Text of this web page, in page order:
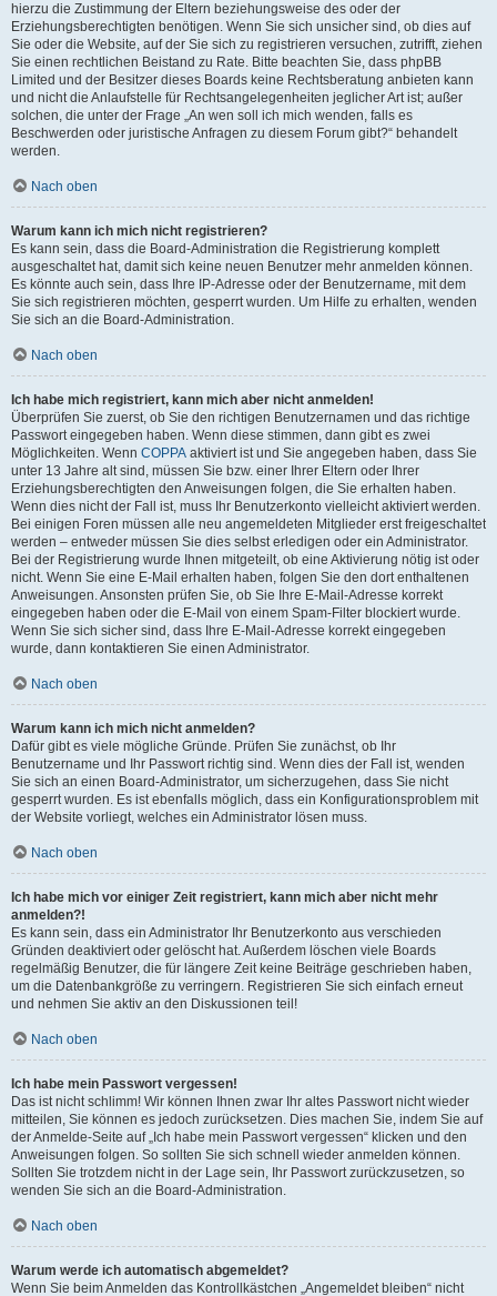
hierzu die Zustimmung der Eltern beziehungsweise des oder der
Erziehungsberechtigten benötigen. Wenn Sie sich unsicher sind, ob dies auf
Sie oder die Website, auf der Sie sich zu registrieren versuchen, zutrifft, ziehen
Sie einen rechtlichen Beistand zu Rate. Bitte beachten Sie, dass phpBB
Limited und der Besitzer dieses Boards keine Rechtsberatung anbieten kann
und nicht die Anlaufstelle für Rechtsangelegenheiten jeglicher Art ist; außer
solchen, die unter der Frage „An wen soll ich mich wenden, falls es
Beschwerden oder juristische Anfragen zu diesem Forum gibt?“ behandelt
werden.
Nach oben
Warum kann ich mich nicht registrieren?
Es kann sein, dass die Board-Administration die Registrierung komplett
ausgeschaltet hat, damit sich keine neuen Benutzer mehr anmelden können.
Es könnte auch sein, dass Ihre IP-Adresse oder der Benutzername, mit dem
Sie sich registrieren möchten, gesperrt wurden. Um Hilfe zu erhalten, wenden
Sie sich an die Board-Administration.
Nach oben
Ich habe mich registriert, kann mich aber nicht anmelden!
Überprüfen Sie zuerst, ob Sie den richtigen Benutzernamen und das richtige
Passwort eingegeben haben. Wenn diese stimmen, dann gibt es zwei
Möglichkeiten. Wenn COPPA aktiviert ist und Sie angegeben haben, dass Sie
unter 13 Jahre alt sind, müssen Sie bzw. einer Ihrer Eltern oder Ihrer
Erziehungsberechtigten den Anweisungen folgen, die Sie erhalten haben.
Wenn dies nicht der Fall ist, muss Ihr Benutzerkonto vielleicht aktiviert werden.
Bei einigen Foren müssen alle neu angemeldeten Mitglieder erst freigeschaltet
werden – entweder müssen Sie dies selbst erledigen oder ein Administrator.
Bei der Registrierung wurde Ihnen mitgeteilt, ob eine Aktivierung nötig ist oder
nicht. Wenn Sie eine E-Mail erhalten haben, folgen Sie den dort enthaltenen
Anweisungen. Ansonsten prüfen Sie, ob Sie Ihre E-Mail-Adresse korrekt
eingegeben haben oder die E-Mail von einem Spam-Filter blockiert wurde.
Wenn Sie sich sicher sind, dass Ihre E-Mail-Adresse korrekt eingegeben
wurde, dann kontaktieren Sie einen Administrator.
Nach oben
Warum kann ich mich nicht anmelden?
Dafür gibt es viele mögliche Gründe. Prüfen Sie zunächst, ob Ihr
Benutzername und Ihr Passwort richtig sind. Wenn dies der Fall ist, wenden
Sie sich an einen Board-Administrator, um sicherzugehen, dass Sie nicht
gesperrt wurden. Es ist ebenfalls möglich, dass ein Konfigurationsproblem mit
der Website vorliegt, welches ein Administrator lösen muss.
Nach oben
Ich habe mich vor einiger Zeit registriert, kann mich aber nicht mehr
anmelden?!
Es kann sein, dass ein Administrator Ihr Benutzerkonto aus verschieden
Gründen deaktiviert oder gelöscht hat. Außerdem löschen viele Boards
regelmäßig Benutzer, die für längere Zeit keine Beiträge geschrieben haben,
um die Datenbankgröße zu verringern. Registrieren Sie sich einfach erneut
und nehmen Sie aktiv an den Diskussionen teil!
Nach oben
Ich habe mein Passwort vergessen!
Das ist nicht schlimm! Wir können Ihnen zwar Ihr altes Passwort nicht wieder
mitteilen, Sie können es jedoch zurücksetzen. Dies machen Sie, indem Sie auf
der Anmelde-Seite auf „Ich habe mein Passwort vergessen“ klicken und den
Anweisungen folgen. So sollten Sie sich schnell wieder anmelden können.
Sollten Sie trotzdem nicht in der Lage sein, Ihr Passwort zurückzusetzen, so
wenden Sie sich an die Board-Administration.
Nach oben
Warum werde ich automatisch abgemeldet?
Wenn Sie beim Anmelden das Kontrollkästchen „Angemeldet bleiben“ nicht